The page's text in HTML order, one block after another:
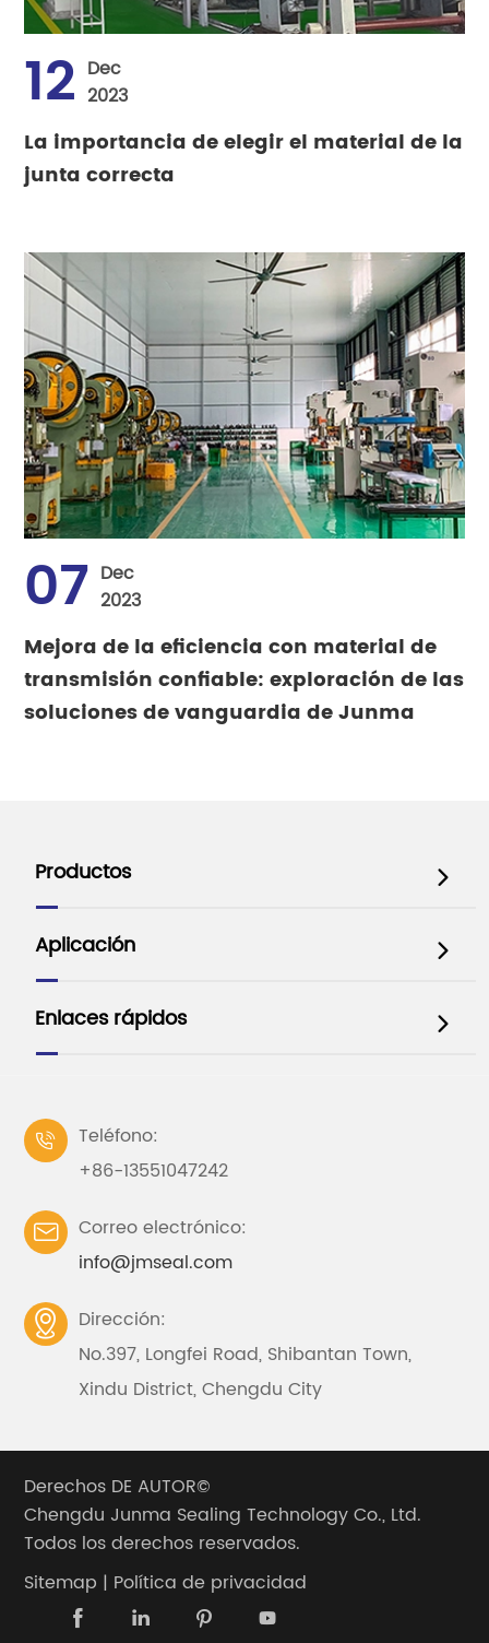
12 Dec
2023
La importancia de elegir el material de la
junta correcta
07 Dec
2023
Mejora de la eficiencia con material de
transmisión confiable: exploración de las
soluciones de vanguardia de Junma
Productos 
Aplicación 
Enlaces rápidos 

Teléfono:
+86-13551047242

Correo electrónico:
info@jmseal.com

Dirección:
No.397, Longfei Road, Shibantan Town,
Xindu District, Chengdu City
Derechos DE AUTOR©
Chengdu Junma Sealing Technology Co., Ltd.
Todos los derechos reservados.
Sitemap | Política de privacidad
   